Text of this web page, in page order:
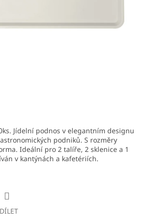
Jídelní podnos v elegantním designu
podniků. S rozměry
Ideální pro 2 talíře, 2 sklenice a 1
v kantýnách a kafetériích.